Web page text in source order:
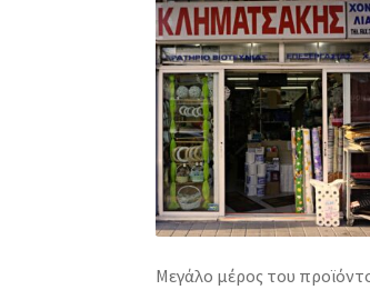
Μεγάλο μέρος του